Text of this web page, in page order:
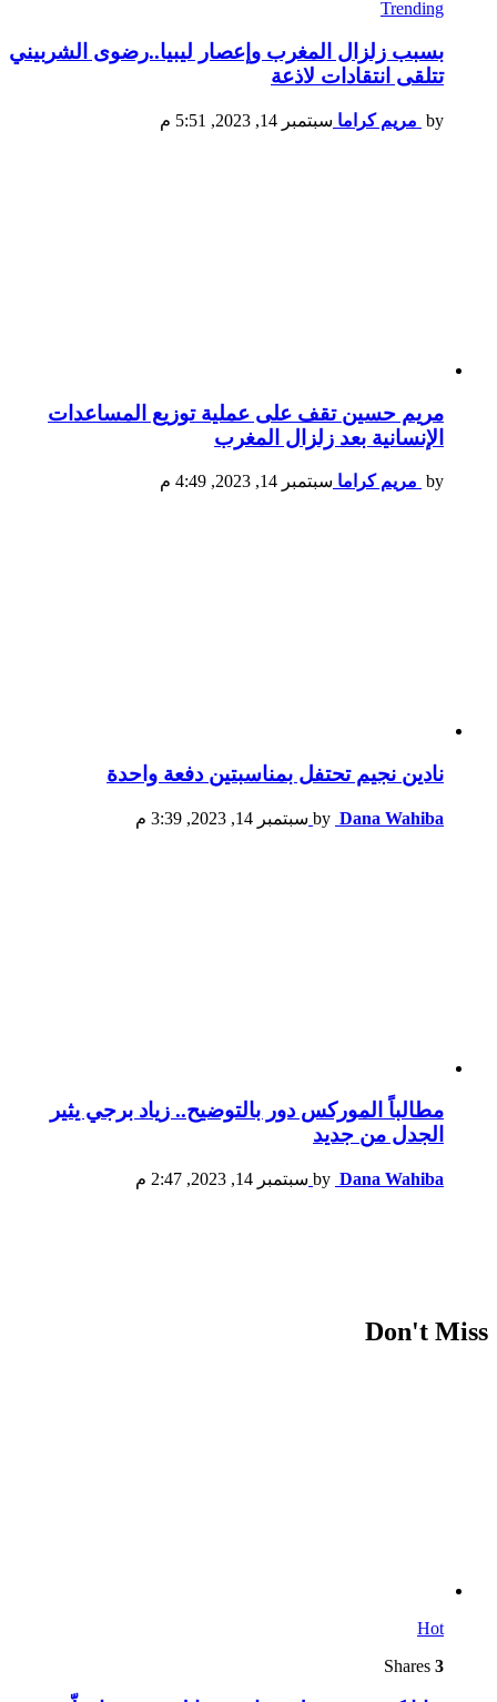
Trending
بسبب زلزال المغرب وإعصار ليبيا..رضوى الشربيني
تتلقى انتقادات لاذعة
by مريم كراما سبتمبر 14, 2023, 5:51 م
مريم حسين تقف على عملية توزيع المساعدات
الإنسانية بعد زلزال المغرب
by مريم كراما سبتمبر 14, 2023, 4:49 م
نادين نجيم تحتفل بمناسبتين دفعة واحدة
by Dana Wahiba سبتمبر 14, 2023, 3:39 م
مطالباً الموركس دور بالتوضيح.. زياد برجي يثير
الجدل من جديد
by Dana Wahiba سبتمبر 14, 2023, 2:47 م
Don't Miss
Hot
3